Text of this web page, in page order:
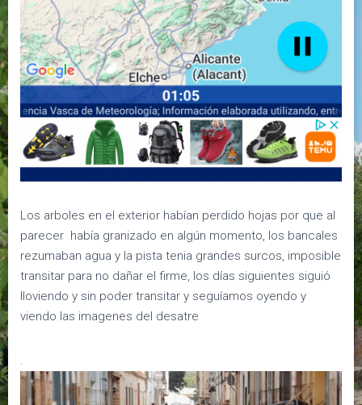
Los arboles en el exterior habían perdido hojas por que al
parecer había granizado en algún momento, los bancales
rezumaban agua y la pista tenia grandes surcos, imposible
transitar para no dañar el firme, los días siguientes siguió
lloviendo y sin poder transitar y seguíamos oyendo y
viendo las imagenes del desatre
.